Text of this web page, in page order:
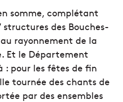
somme, complétant
structures des Bouches-
rayonnement de la
Et le Département
: pour les fêtes de fin
tournée des chants de
par des ensembles